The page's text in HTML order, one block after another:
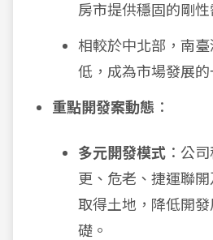
房市提供穩固的剛性
相較於中北部，南
低，成為市場發展的
重點開發案動態 ：
多元開發模式 ：公
更、危老、捷運聯
取得土地，降低開
礎。